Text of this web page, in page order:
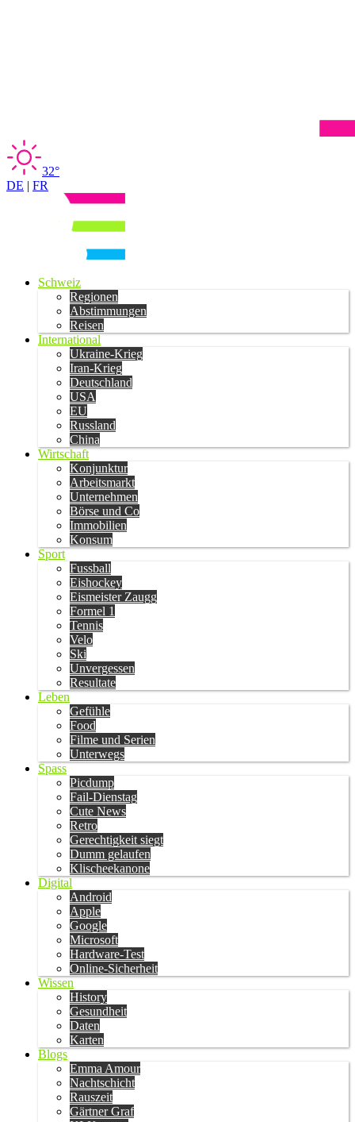
32°
DE | FR
Schweiz
Regionen
Abstimmungen
Reisen
International
Ukraine-Krieg
Iran-Krieg
Deutschland
USA
EU
Russland
China
Wirtschaft
Konjunktur
Arbeitsmarkt
Unternehmen
Börse und Co
Immobilien
Konsum
Sport
Fussball
Eishockey
Eismeister Zaugg
Formel 1
Tennis
Velo
Ski
Unvergessen
Resultate
Leben
Gefühle
Food
Filme und Serien
Unterwegs
Spass
Picdump
Fail-Dienstag
Cute News
Retro
Gerechtigkeit siegt
Dumm gelaufen
Klischeekanone
Digital
Android
Apple
Google
Microsoft
Hardware-Test
Online-Sicherheit
Wissen
History
Gesundheit
Daten
Karten
Blogs
Emma Amour
Nachtschicht
Rauszeit
Gärtner Graf